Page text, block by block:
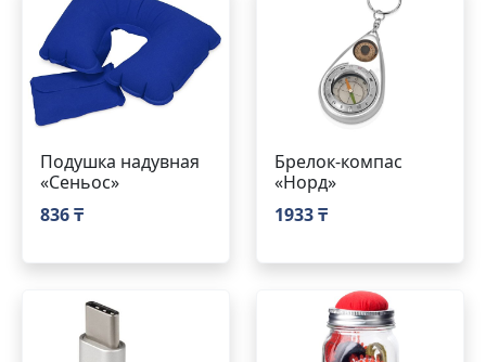
Подушка надувная
«Сеньос»
836 ₸
Брелок-компас
«Норд»
1933 ₸